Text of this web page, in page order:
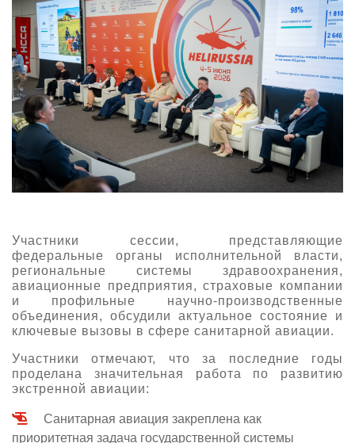
Участники сессии, представляющие
федеральные органы исполнительной власти,
региональные системы здравоохранения,
авиационные предприятия, страховые компании
и профильные научно-производственные
объединения, обсудили актуальное состояние и
ключевые вызовы в сфере санитарной авиации.
Участники отмечают, что за последние годы
проделана значительная работа по развитию
экстренной авиации:
Санитарная авиация закреплена как
приоритетная задача государственной системы